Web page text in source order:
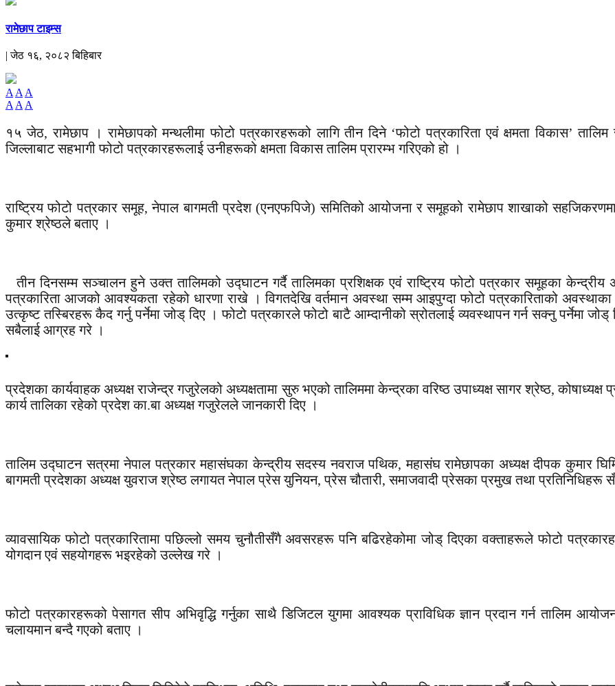
रामेछाप टाइम्स
| जेठ १६, २०८२ बिहिबार
A A A
A A A
१५ जेठ, रामेछाप । रामेछापको मन्थलीमा फोटो पत्रकारहरूको लागि तीन दिने ‘फोटो पत्रकारिता एवं क्षमता विकास’
जिल्लाबाट सहभागी फोटो पत्रकारहरूलाई उनीहरूको क्षमता विकास तालिम प्रारम्भ गरिएको हो ।
राष्ट्रिय फोटो पत्रकार समूह, नेपाल बागमती प्रदेश (एनएफपिजे) समितिको आयोजना र समूहको रामेछाप शाखाको
कुमार श्रेष्ठले बताए ।
तीन दिनसम्म सञ्चालन हुने उक्त तालिमको उद्घाटन गर्दै तालिमका प्रशिक्षक एवं राष्ट्रिय फोटो पत्रकार समूहका
पत्रकारिता आजको आवश्यकता रहेको धारणा राखे । विगतदेखि वर्तमान अवस्था सम्म आइपुग्दा फोटो पत्रकारिताको
उत्कृष्ट तस्बिरहरू कैद गर्नु पर्नेमा जोड् दिए । फोटो पत्रकारले फोटो बाटै आम्दानीको स्रोतलाई व्यवस्थापन गर्न सक्नु पर्नेमा जोड्
सबैलाई आग्रह गरे ।
प्रदेशका कार्यवाहक अध्यक्ष राजेन्द्र गजुरेलको अध्यक्षतामा सुरु भएको तालिममा केन्द्रका वरिष्ठ उपाध्यक्ष सागर श्रेष्ठ,
कार्य तालिका रहेको प्रदेश का.बा अध्यक्ष गजुरेलले जानकारी दिए ।
तालिम उद्घाटन सत्रमा नेपाल पत्रकार महासंघका केन्द्रीय सदस्य नवराज पथिक, महासंघ रामेछापका अध्यक्ष दीपक कुमार
बागमती प्रदेशका अध्यक्ष युवराज श्रेष्ठ लगायत नेपाल प्रेस युनियन, प्रेस चौतारी, समाजवादी प्रेसका प्रमुख तथा प्रतिनिधिहरू
व्यावसायिक फोटो पत्रकारितामा पछिल्लो समय चुनौतीसँगै अवसरहरू पनि बढिरहेकोमा जोड् दिएका वक्ताहरूले फोटो
योगदान एवं सहयोगहरू भइरहेको उल्लेख गरे ।
फोटो पत्रकारहरूको पेसागत सीप अभिवृद्धि गर्नुका साथै डिजिटल युगमा आवश्यक प्राविधिक ज्ञान प्रदान गर्न तालिम
चलायमान बन्दै गएको बताए ।